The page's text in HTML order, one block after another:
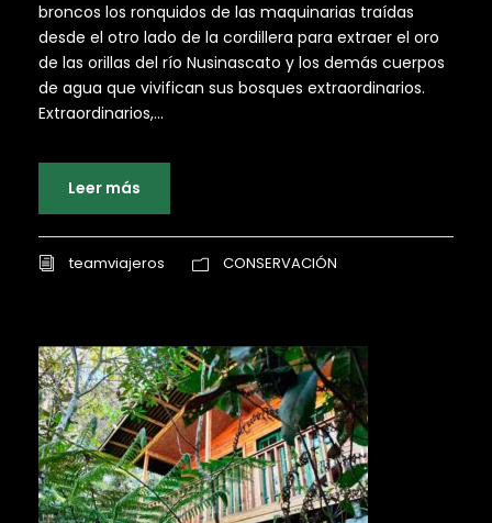
broncos los ronquidos de las maquinarias traídas
desde el otro lado de la cordillera para extraer el oro
de las orillas del río Nusinascato y los demás cuerpos
de agua que vivifican sus bosques extraordinarios.
Extraordinarios,...
Leer más
teamviajeros CONSERVACIÓN